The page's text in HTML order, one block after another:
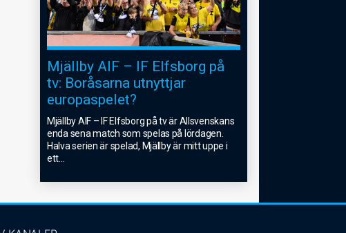
Mjällby AIF – IF Elfsborg på
tv: Boråsarna utnyttjar
europaspelet?
Mjällby AIF – IF Elfsborg på tv är Allsvenskans
enda sena match som spelas på lördagen.
Halva serien är spelad, Mjällby är mitt uppe i
ett...